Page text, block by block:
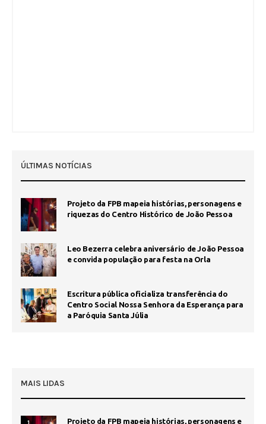
ÚLTIMAS NOTÍCIAS
Projeto da FPB mapeia histórias, personagens e
riquezas do Centro Histórico de João Pessoa
Leo Bezerra celebra aniversário de João Pessoa
e convida população para festa na Orla
Escritura pública oficializa transferência do
Centro Social Nossa Senhora da Esperança para
a Paróquia Santa Júlia
MAIS LIDAS
Projeto da FPB mapeia histórias, personagens e